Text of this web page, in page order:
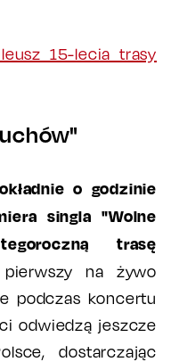
15-lecia trasy
o godzinie
singla "Wolne
trasę
na żywo
podczas koncertu
odwiedzą jeszcze
dostarczając